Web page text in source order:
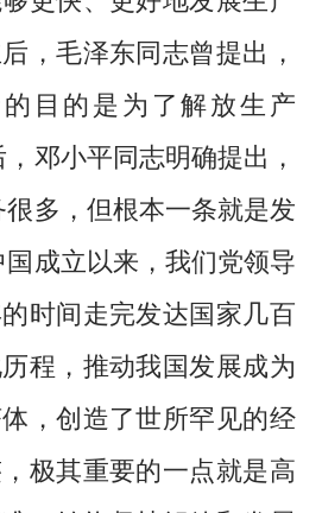
，毛泽东同志曾提出，
目的是为了解放生产
邓小平同志明确提出，
很多，但根本一条就是发
国成立以来，我们党领导
时间走完发达国家几百
程，推动我国发展成为
，创造了世所罕见的经
极其重要的一点就是高